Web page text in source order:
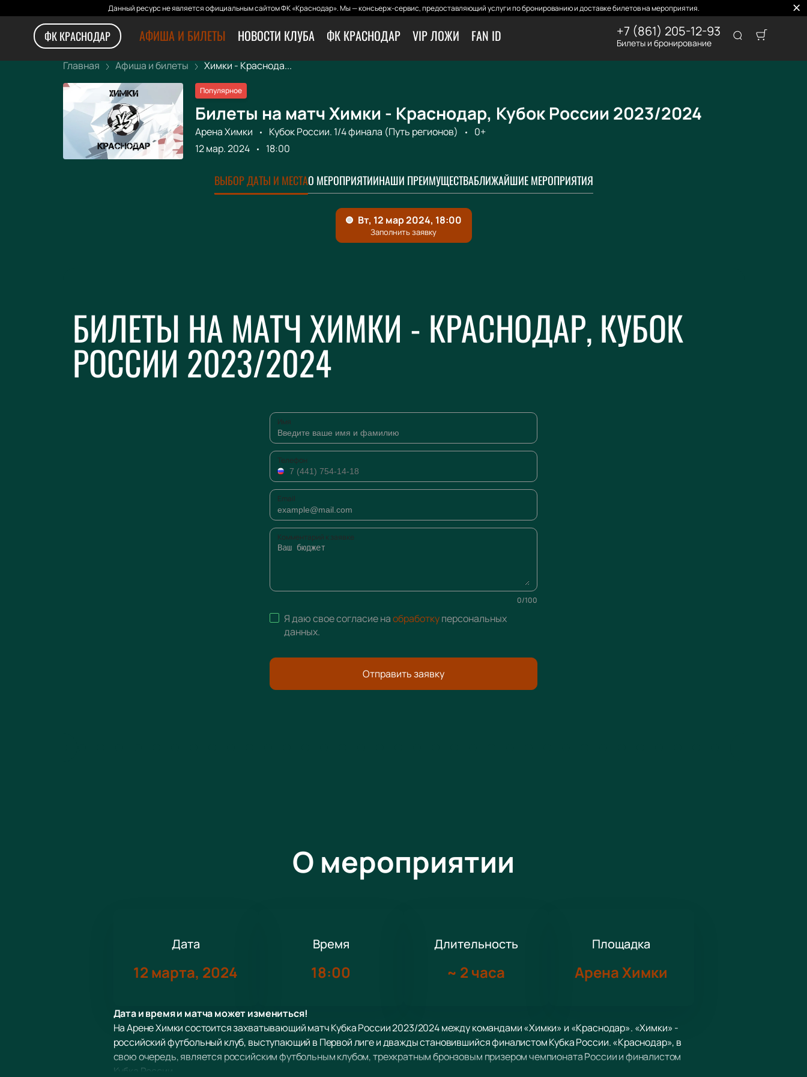
Данный ресурс не является официальным сайтом ФК «Краснодар». Мы — консьерж-сервис, предоставляющий услуги по бронированию и доставке билетов на мероприятия.
ФК КРАСНОДАР АФИША И БИЛЕТЫ НОВОСТИ КЛУБА ФК КРАСНОДАР VIP ЛОЖИ FAN ID +7 (861) 205-12-93
Билеты и бронирование
Главная Афиша и билеты Химки - Краснода...
Популярное
Билеты на матч Химки - Краснодар, Кубок России 2023/2024
Арена Химки Кубок России. 1/4 финала (Путь регионов)
0+
12 мар. 2024
18:00
ВЫБОР ДАТЫ И МЕСТАО МЕРОПРИЯТИИНАШИ ПРЕИМУЩЕСТВАБЛИЖАЙШИЕ МЕРОПРИЯТИЯ
БИЛЕТЫ НА МАТЧ ХИМКИ - КРАСНОДАР, КУБОК
РОССИИ 2023/2024
Имя
Телефон
Email
Комментарий к заявке
0/100
Я даю свое согласие наобработкуперсональных
данных.
Отправить заявку
О мероприятии
Дата
12 марта, 2024
Время
18:00
Длительность
~ 2 часа
Площадка
Арена Химки
Дата и время и матча может измениться!
На Арене Химки состоится захватывающий матч Кубка России 2023/2024 между командами «Химки» и «Краснодар». «Химки» -
российский футбольный клуб, выступающий в Первой лиге и дважды становившийся финалистом Кубка России. «Краснодар», в
свою очередь, является российским футбольным клубом, трехкратным бронзовым призером чемпионата России и финалистом
Кубка России.